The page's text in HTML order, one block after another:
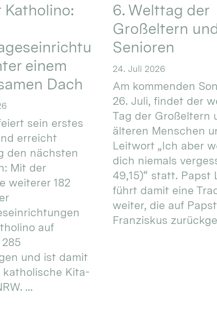
Katholino:
einem
Dach
sein erstes
erreicht
den nächsten
Mit der
weiterer 182
auf
und ist damit
Kita-
...
6. Welttag der
Großeltern
Senioren
24. Juli 2026
Am kommenden
26. Juli, findet der
Tag der Großeltern
älteren Menschen
Leitwort „Ich aber
dich niemals
49,15)“ statt. Papst
führt damit eine
weiter, die auf Papst
Franziskus